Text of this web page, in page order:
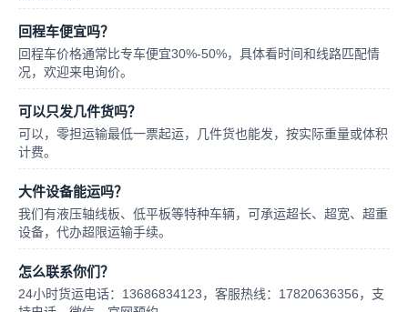
回程车便宜吗？
回程车价格通常比专车便宜30%-50%，具体看时间和线路匹配情
况，欢迎来电询价。
可以只发几件货吗？
可以，零担运输最低一票起运，几件货也能发，按实际重量或体积
计费。
大件设备能运吗？
我们有液压轴线板、低平板等特种车辆，可承运超长、超宽、超重
设备，代办超限运输手续。
怎么联系你们？
24小时货运电话：13686834123，客服热线：17820636356，支